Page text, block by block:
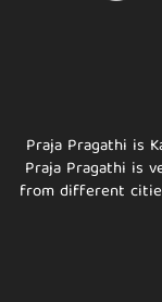
Praja Pragathi is
Praja Pragathi is
from different